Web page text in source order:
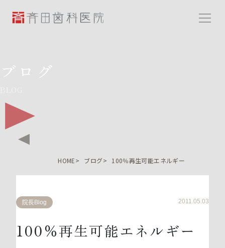
斉田歯科医院
ブログ
HOME ブログ 100％再生可能エネルギー
院長Blog 2011.05.03
100％再生可能エネルギー